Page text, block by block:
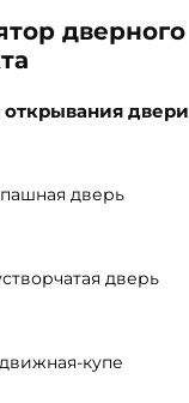
дверного
двери
дверь
дверь
купе